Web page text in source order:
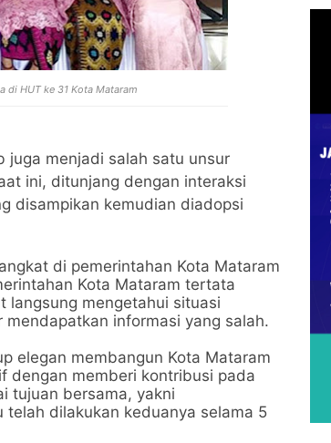
di HUT ke 31 Kota Mataram
juga menjadi salah satu unsur
ini, ditunjang dengan interaksi
disampikan kemudian diadopsi
di pemerintahan Kota Mataram
Kota Mataram tertata
langsung mengetahui situasi
informasi yang salah.
elegan membangun Kota Mataram
dengan memberi kontribusi pada
tujuan bersama, yakni
dilakukan keduanya selama 5